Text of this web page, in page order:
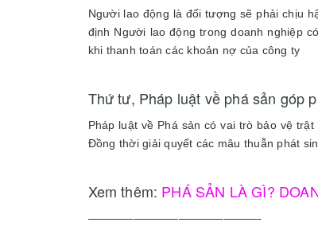
Người lao động là đối tượng sẽ phải chịu
định Người lao động trong doanh nghiệp
khi thanh toán các khoản nợ của công ty
Thứ tư, Pháp luật về phá sản góp
Pháp luật về Phá sản có vai trò bảo vệ
Đồng thời giải quyết các mâu thuẫn phát
Xem thêm: PHÁ SẢN LÀ GÌ?
———————————————-